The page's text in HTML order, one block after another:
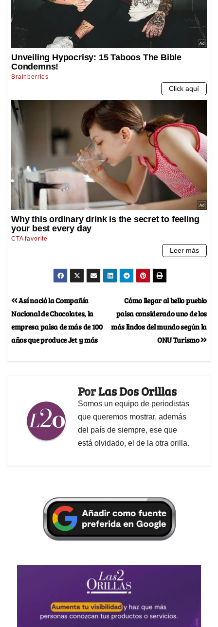
Cómo llegar al bello pueblo
paisa considerado uno de los
más lindos del mundo según la
ONU Turismo
Así nació la Compañía
Nacional de Chocolates, la
empresa paisa de más de 100
años que produce Jet y más
PorLas Dos Orillas
Somos un equipo de periodistas
que queremos mostrar, además
del país de siempre, ese que
está olvidado, el de la otra orilla.